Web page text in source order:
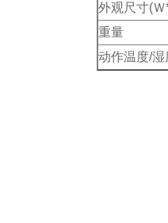
外观尺寸(
重量
动作温度/湿